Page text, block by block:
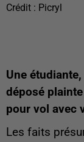
Crédit : Picryl
Une
déposé
pour vol avec
Les faits